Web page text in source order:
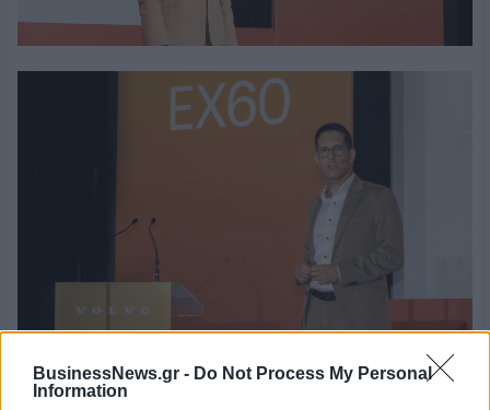
BusinessNews.gr - Do Not Process My Personal
Information